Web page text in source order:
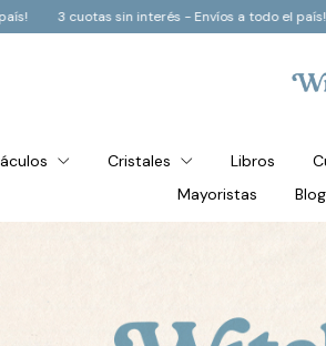
- Envíos a todo el país! 3 cuotas sin
Cristales Libros
Mayoristas
Blog